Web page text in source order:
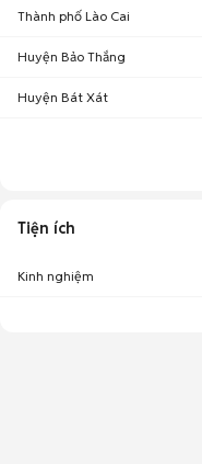
Thành phố Lào Cai
Huyện Bảo Thắng
Huyện Bát Xát
Tiện ích
Kinh nghiệm